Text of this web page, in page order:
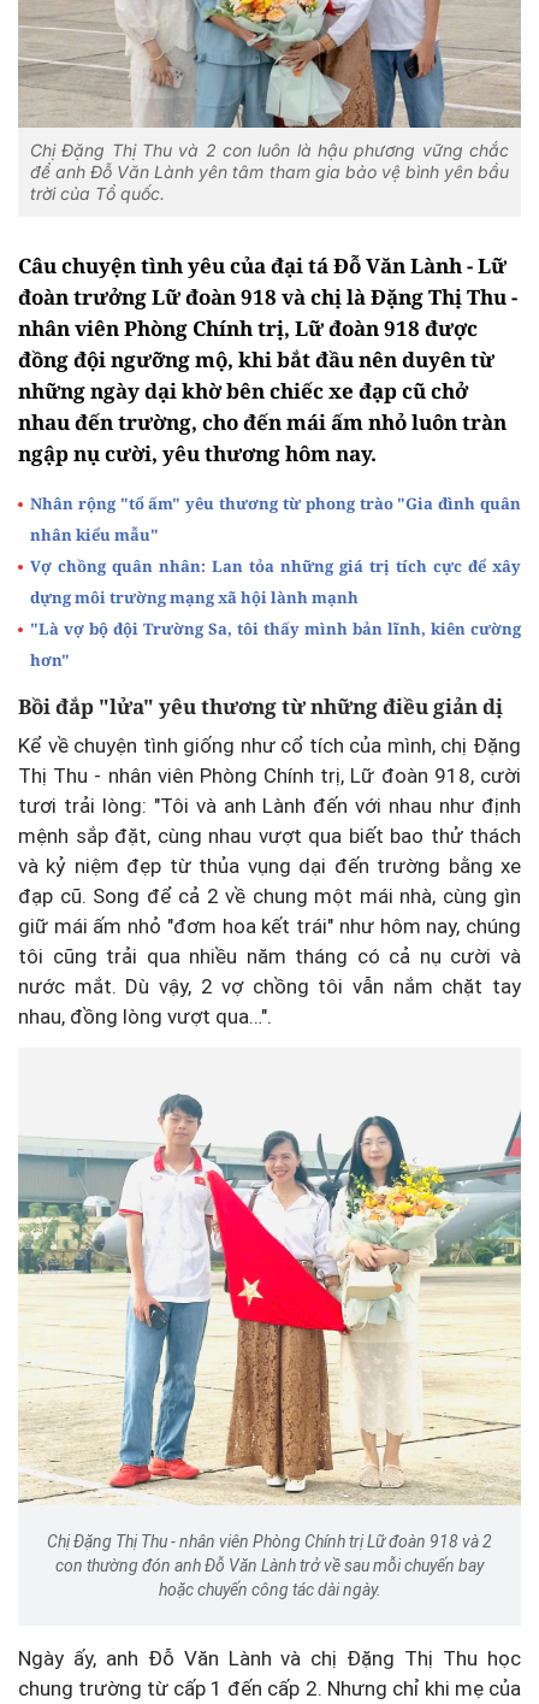
Chị Đặng Thị Thu và 2 con luôn là hậu phương vững chắc
để anh Đỗ Văn Lành yên tâm tham gia bảo vệ bình yên bầu
trời của Tổ quốc.
Câu chuyện tình yêu của đại tá Đỗ Văn Lành - Lữ
đoàn trưởng Lữ đoàn 918 và chị là Đặng Thị Thu -
nhân viên Phòng Chính trị, Lữ đoàn 918 được
đồng đội ngưỡng mộ, khi bắt đầu nên duyên từ
những ngày dại khờ bên chiếc xe đạp cũ chở
nhau đến trường, cho đến mái ấm nhỏ luôn tràn
ngập nụ cười, yêu thương hôm nay.
Nhân rộng "tổ ấm" yêu thương từ phong trào "Gia đình quân
nhân kiểu mẫu"
Vợ chồng quân nhân: Lan tỏa những giá trị tích cực để xây
dựng môi trường mạng xã hội lành mạnh
"Là vợ bộ đội Trường Sa, tôi thấy mình bản lĩnh, kiên cường
hơn"
Bồi đắp "lửa" yêu thương từ những điều giản dị
Kể về chuyện tình giống như cổ tích của mình, chị Đặng
Thị Thu - nhân viên Phòng Chính trị, Lữ đoàn 918, cười
tươi trải lòng: "Tôi và anh Lành đến với nhau như định
mệnh sắp đặt, cùng nhau vượt qua biết bao thử thách
và kỷ niệm đẹp từ thủa vụng dại đến trường bằng xe
đạp cũ. Song để cả 2 về chung một mái nhà, cùng gìn
giữ mái ấm nhỏ "đơm hoa kết trái" như hôm nay, chúng
tôi cũng trải qua nhiều năm tháng có cả nụ cười và
nước mắt. Dù vậy, 2 vợ chồng tôi vẫn nắm chặt tay
nhau, đồng lòng vượt qua…".
Chị Đặng Thị Thu - nhân viên Phòng Chính trị Lữ đoàn 918 và 2
con thường đón anh Đỗ Văn Lành trở về sau mỗi chuyến bay
hoặc chuyến công tác dài ngày.
Ngày ấy, anh Đỗ Văn Lành và chị Đặng Thị Thu học
chung trường từ cấp 1 đến cấp 2. Nhưng chỉ khi mẹ của